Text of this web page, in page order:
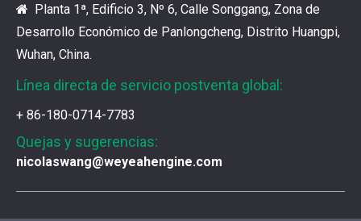
¿Cuál es el encanto de las piezas de la serie 3500 de Caterpillar?
Los productos de gas de alta calidad son
¿Qué son las piezas premium de la serie 3500 de Caterpillar?
Muchos consumidores quieren encontrar
¿Cómo elegir las piezas de la serie 3500 de Caterpillar?
 Planta 1ª, Edificio 3, Nº 6, Calle Songgang, Zona de
Desarrollo Económico de Panlongcheng, Distrito Huangpi,
Wuhan, China.
Línea directa de servicio postventa global:
+ 86-180-0714-7783
Quejas y sugerencias:
nicolaswang@weyeahengine.com